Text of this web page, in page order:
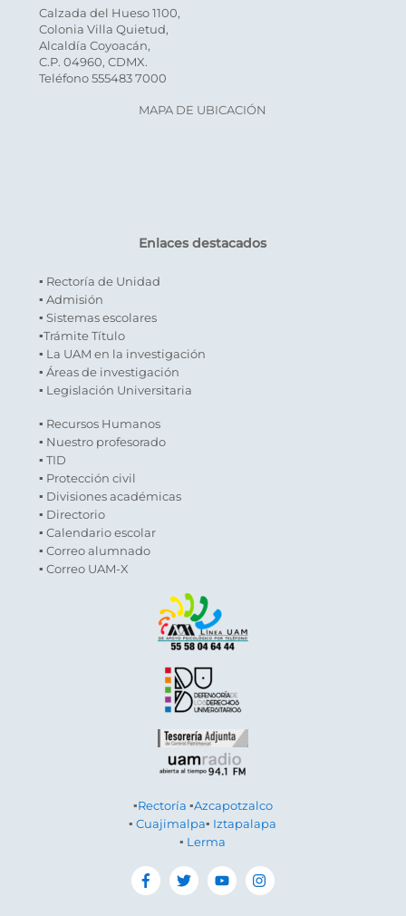
Calzada del Hueso 1100,
Colonia Villa Quietud,
Alcaldía Coyoacán,
C.P. 04960, CDMX.
Teléfono 555483 7000
MAPA DE UBICACIÓN
Enlaces destacados
▪ Rectoría de Unidad
▪ Admisión
▪ Sistemas escolares
▪Trámite Título
▪ La UAM en la investigación
▪ Áreas de investigación
▪ Legislación Universitaria
▪ Recursos Humanos
▪ Nuestro profesorado
▪ TID
▪ Protección civil
▪ Divisiones académicas
▪ Directorio
▪ Calendario escolar
▪ Correo alumnado
▪ Correo UAM-X
▪Rectoría ▪Azcapotzalco
▪Cuajimalpa▪ Iztapalapa
▪ Lerma